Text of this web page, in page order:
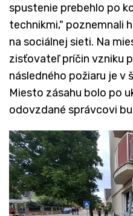
spustenie prebehlo po
technikmi," poznemnali
na sociálnej sieti. Na
zisťovateľ príčin vzniku
následného požiaru je v
Miesto zásahu bolo po
odovzdané správcovi